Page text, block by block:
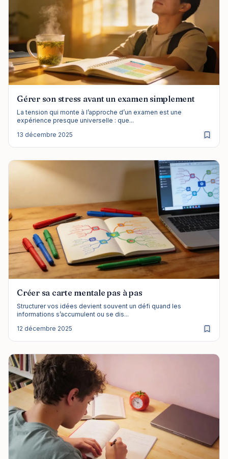
Gérer son stress avant un examen simplement
La tension qui monte à l’approche d’un examen est une
expérience presque universelle : que...
13 décembre 2025
Créer sa carte mentale pas à pas
Structurer vos idées devient souvent un défi quand les
informations s’accumulent ou se dis...
12 décembre 2025